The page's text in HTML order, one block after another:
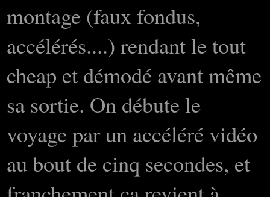
montage (faux fondus,
accélérés....) rendant le tout
cheap et démodé avant même
sa sortie. On débute le
voyage par un accéléré vidéo
au bout de cinq secondes, et